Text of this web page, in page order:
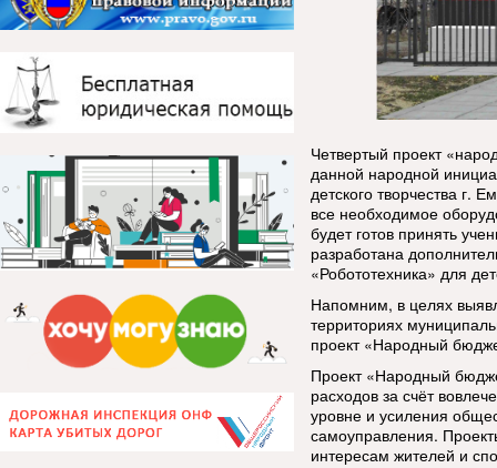
Четвертый проект
данной народной
детского творчества г.
все необходимое
будет готов принять
разработана
«Робототехника» для
Напомним, в целях
территориях
проект «Народный
Проект «Народный
расходов за счёт
уровне и усиления
самоуправления.
интересам жителей и